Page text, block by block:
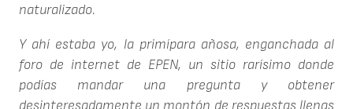
naturalizado.
Y ahí estaba yo, la primípara añosa, enganchada al
foro de internet de EPEN, un sitio rarísimo donde
podías mandar una pregunta y obtener
desinteresadamente un montón de respuestas llenas